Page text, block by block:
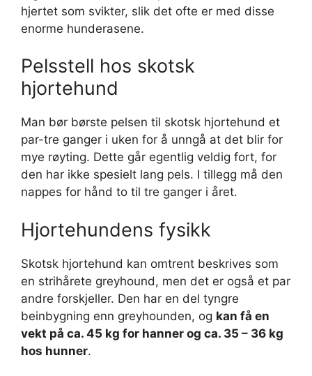
hjertet som svikter, slik det ofte er med disse
enorme hunderasene.
Pelsstell hos skotsk
hjortehund
Man bør børste pelsen til skotsk hjortehund et
par-tre ganger i uken for å unngå at det blir for
mye røyting. Dette går egentlig veldig fort, for
den har ikke spesielt lang pels. I tillegg må den
nappes for hånd to til tre ganger i året.
Hjortehundens fysikk
Skotsk hjortehund kan omtrent beskrives som
en strihårete greyhound, men det er også et par
andre forskjeller. Den har en del tyngre
beinbygning enn greyhounden, og kan få en
vekt på ca. 45 kg for hanner og ca. 35 – 36 kg
hos hunner.